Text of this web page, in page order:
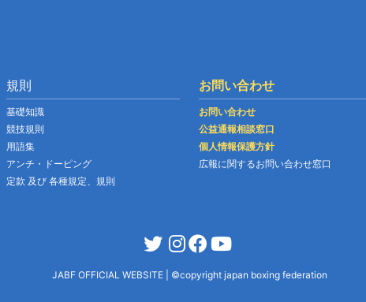
規則
基礎知識
競技規則
用語集
アンチ・ドーピング
定款 及び 各種規定、規則
お問い合わせ
お問い合わせ
公益通報相談窓口
個人情報保護方針
広報に関するお問い合わせ窓口
JABF OFFICIAL WEBSITE ©copyright japan boxing federation